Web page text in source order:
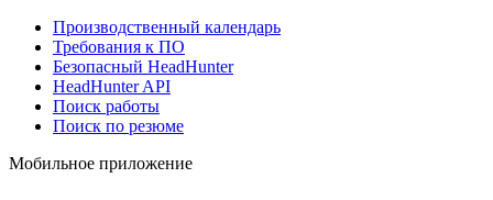
Производственный календарь
Требования к ПО
Безопасный HeadHunter
HeadHunter API
Поиск работы
Поиск по резюме
Мобильное приложение